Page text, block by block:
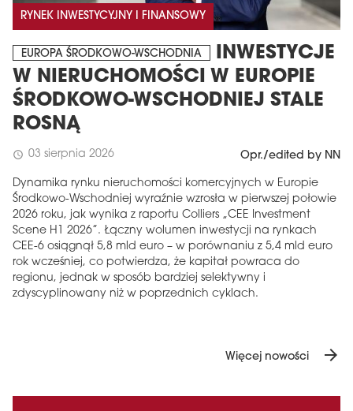
RYNEK INWESTYCYJNY I FINANSOWY
EUROPA ŚRODKOWO-WSCHODNIA
INWESTYCJE
W NIERUCHOMOŚCI W EUROPIE
ŚRODKOWO-WSCHODNIEJ STALE
ROSNĄ
schedule 03 sierpnia 2026 Opr./edited by NN
Dynamika rynku nieruchomości komercyjnych w Europie
Środkowo-Wschodniej wyraźnie wzrosła w pierwszej połowie
2026 roku, jak wynika z raportu Colliers „CEE Investment
Scene H1 2026”. Łączny wolumen inwestycji na rynkach
CEE-6 osiągnął 5,8 mld euro – w porównaniu z 5,4 mld euro
rok wcześniej, co potwierdza, że ​​kapitał powraca do
regionu, jednak w sposób bardziej selektywny i
zdyscyplinowany niż w poprzednich cyklach.
Więcej nowości arrow_forward